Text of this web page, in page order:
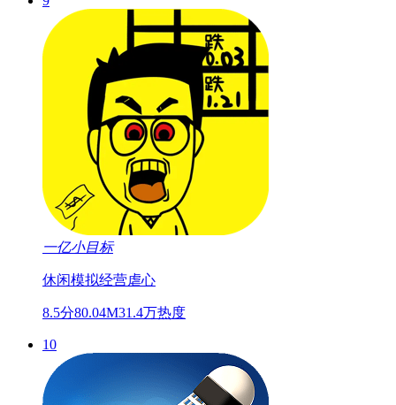
一亿小目标
休闲模拟经营虐心
8.5分80.04M31.4万热度
10